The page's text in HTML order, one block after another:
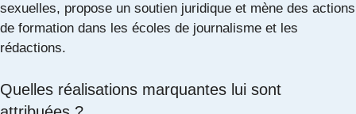
sexuelles, propose un soutien juridique et mène des actions
de formation dans les écoles de journalisme et les
rédactions.
Quelles réalisations marquantes lui sont